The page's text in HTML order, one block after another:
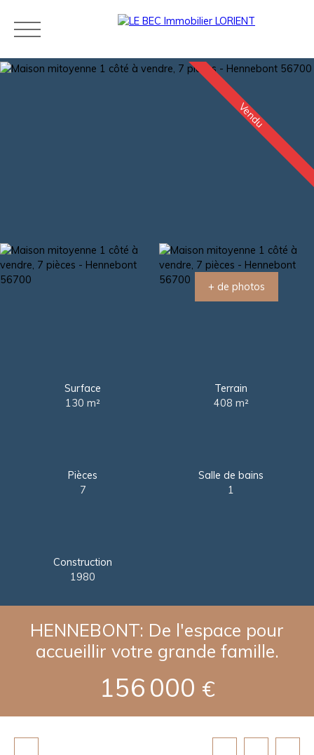
Contact Estimation
Vendu
+ de photos
Surface
130m²
Terrain
408 m²
Pièces
7
Salle de bains
1
Construction
1980
HENNEBONT: De l'espace pour
accueillir votre grande famille.
156 000 €